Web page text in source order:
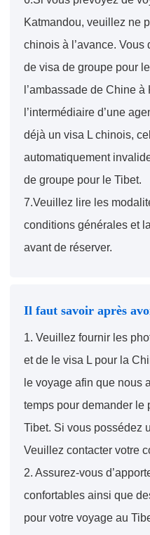
Katmandou, veuillez ne
chinois à l’avance.
de visa de groupe pour
l’ambassade de Chine
l’intermédiaire d’une
déjà un visa L chinois,
automatiquement
de groupe pour le Tibet.
7.Veuillez lire les
conditions générales et
avant de réserver.
Il faut savoir après
1. Veuillez fournir les
et de le visa L pour la
le voyage afin que nous
temps pour demander le
Tibet. Si vous possédez
Veuillez contacter votre
2. Assurez-vous
confortables ainsi que
pour votre voyage au